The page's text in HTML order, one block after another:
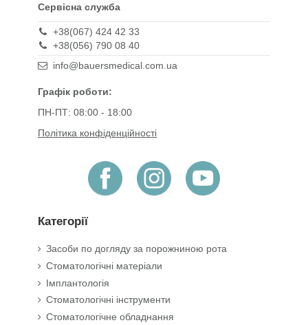
Сервісна служба
+38(067) 424 42 33
+38(056) 790 08 40
info@bauersmedical.com.ua
Графік роботи:
ПН-ПТ: 08:00 - 18:00
Політика конфіденційності
Категорії
Засоби по догляду за порожниною рота
Стоматологічні матеріали
Імплантологія
Стоматологічні інструменти
Стоматологічне обладнання